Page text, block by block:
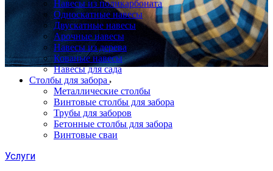
Навесы из поликарбоната
Односкатные навесы
Двускатные навесы
Арочные навесы
Навесы из дерева
Кованые навесы
Навесы для сада
Столбы для забора
Металлические столбы
Винтовые столбы для забора
Трубы для заборов
Бетонные столбы для забора
Винтовые сваи
Услуги